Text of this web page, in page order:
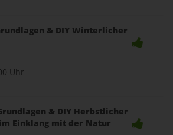
& DIY Winterlicher
Uhr
& DIY Herbstlicher
Einklang mit der Natur